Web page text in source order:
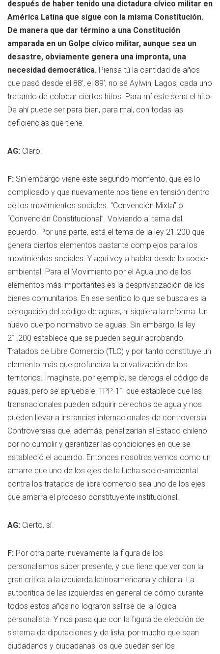
después de haber tenido una dictadura cívico militar en
América Latina que sigue con la misma Constitución.
De manera que dar término a una Constitución
amparada en un Golpe cívico militar, aunque sea un
desastre, obviamente genera una impronta, una
necesidad democrática. Piensa tú la cantidad de años
que pasó desde el 88’, el 89’, no sé Aylwin, Lagos, cada uno
tratando de colocar ciertos hitos. Para mí este sería el hito.
De ahí puede ser para bien, para mal, con todas las
deficiencias que tiene.
AG: Claro.
F: Sin embargo viene este segundo momento, que es lo
complicado y que nuevamente nos tiene en tensión dentro
de los movimientos sociales. “Convención Mixta” o
“Convención Constitucional”. Volviendo al tema del
acuerdo. Por una parte, está el tema de la ley 21.200 que
genera ciertos elementos bastante complejos para los
movimientos sociales. Y aquí voy a hablar desde lo socio-
ambiental. Para el Movimiento por el Agua uno de los
elementos más importantes es la desprivatización de los
bienes comunitarios. En ese sentido lo que se busca es la
derogación del código de aguas, ni siquiera la reforma. Un
nuevo cuerpo normativo de aguas. Sin embargo, la ley
21.200 establece que se pueden seguir aprobando
Tratados de Libre Comercio (TLC) y por tanto constituye un
elemento más que profundiza la privatización de los
territorios. Imagínate, por ejemplo, se deroga el código de
aguas, pero se aprueba el TPP-11 que establece que las
transnacionales pueden adquirir derechos de agua y nos
pueden llevar a instancias internacionales de controversia.
Controversias que, además, penalizarían al Estado chileno
por no cumplir y garantizar las condiciones en que se
estableció el acuerdo. Entonces nosotras vemos como un
amarre que uno de los ejes de la lucha socio-ambiental
contra los tratados de libre comercio sea uno de los ejes
que amarra el proceso constituyente institucional.
AG: Cierto, sí.
F: Por otra parte, nuevamente la figura de los
personalismos súper presente, y que tiene que ver con la
gran crítica a la izquierda latinoamericana y chilena. La
autocrítica de las izquierdas en general de cómo durante
todos estos años no lograron salirse de la lógica
personalista. Y nos pasa que con la figura de elección de
sistema de diputaciones y de lista, por mucho que sean
ciudadanos y ciudadanas los que puedan ser los